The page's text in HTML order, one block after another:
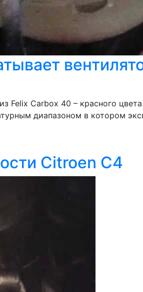
Felix Carbox 40 – красного
диапазоном в котором
Citroen C4